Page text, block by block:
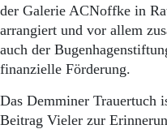
der Galerie ACNoffke in
arrangiert und vor allem
auch der
finanzielle Förderung.
Das Demminer Trauertuch
Beitrag Vieler zur